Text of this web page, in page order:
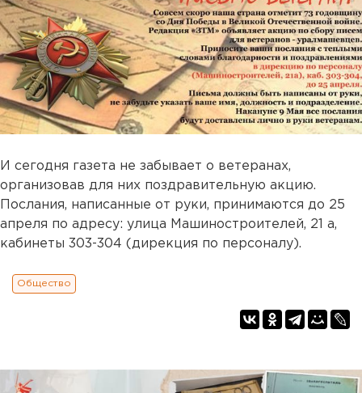
И сегодня газета не забывает о ветеранах,
организовав для них поздравительную акцию.
Послания, написанные от руки, принимаются до 25
апреля по адресу: улица Машиностроителей, 21 а,
кабинеты 303-304 (дирекция по персоналу).
Общество